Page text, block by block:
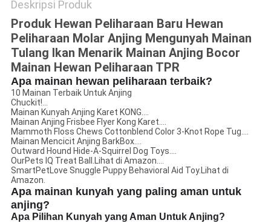
Deskripsi Produk
Produk Hewan Peliharaan Baru Hewan
Peliharaan Molar Anjing Mengunyah Mainan
Tulang Ikan Menarik Mainan Anjing Bocor
Mainan Hewan Peliharaan TPR
Apa mainan hewan peliharaan terbaik?
10 Mainan Terbaik Untuk Anjing
Chuckit!...
Mainan Kunyah Anjing Karet KONG....
Mainan Anjing Frisbee Flyer Kong Karet....
Mammoth Floss Chews Cottonblend Color 3-Knot Rope Tug....
Mainan Mencicit Anjing BarkBox....
Outward Hound Hide-A-Squirrel Dog Toys....
OurPets IQ Treat Ball.Lihat di Amazon....
SmartPetLove Snuggle Puppy Behavioral Aid Toy.Lihat di
Amazon.
Apa mainan kunyah yang paling aman untuk
anjing?
Apa Pilihan Kunyah yang Aman Untuk Anjing?